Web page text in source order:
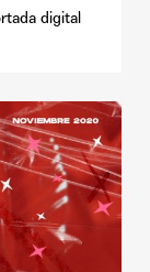
digital